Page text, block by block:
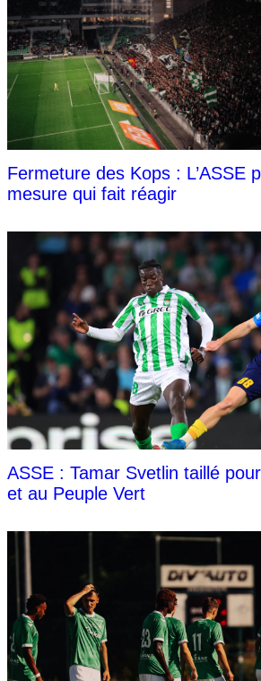
Fermeture des Kops : L’ASSE
mesure qui fait réagir
ASSE : Tamar Svetlin taillé
et au Peuple Vert